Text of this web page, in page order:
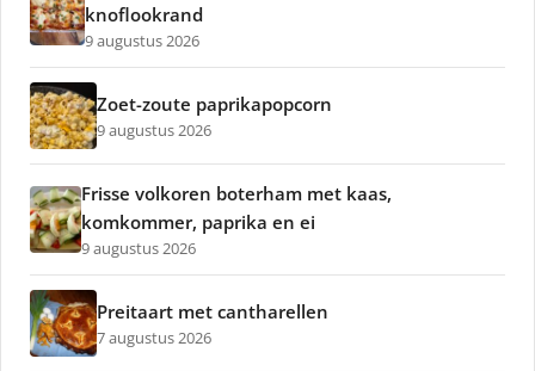
knoflookrand
9 augustus 2026
Zoet-zoute paprikapopcorn
9 augustus 2026
Frisse volkoren boterham met kaas,
komkommer, paprika en ei
9 augustus 2026
Preitaart met cantharellen
7 augustus 2026